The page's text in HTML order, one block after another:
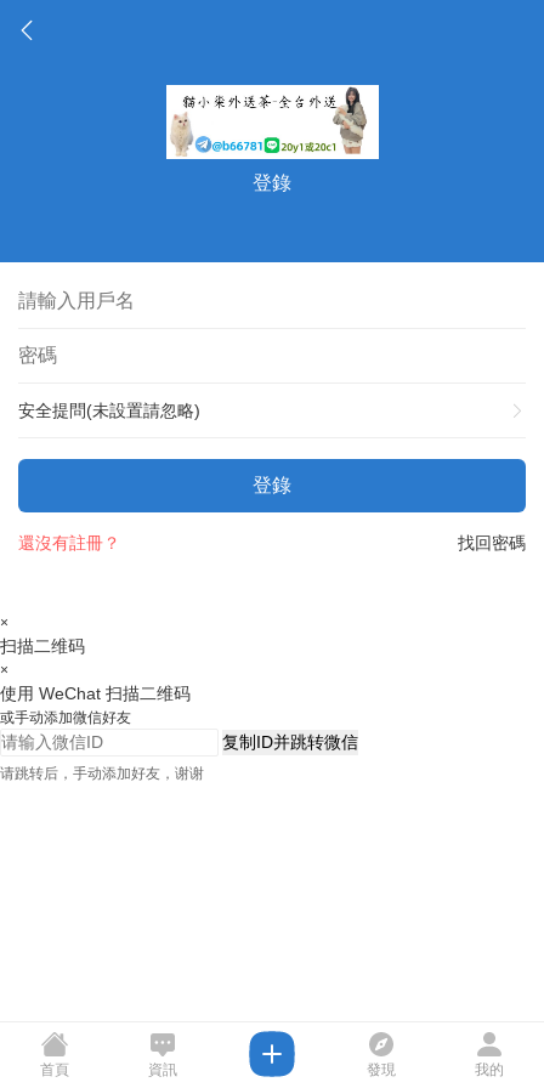
登錄
安全提問(未設置請忽略)
登錄
找回密碼
還沒有註冊？
×
扫描二维码
×
使用 WeChat 扫描二维码
或手动添加微信好友
复制ID并跳转微信
请跳转后，手动添加好友，谢谢
首頁 資訊 發現 我的